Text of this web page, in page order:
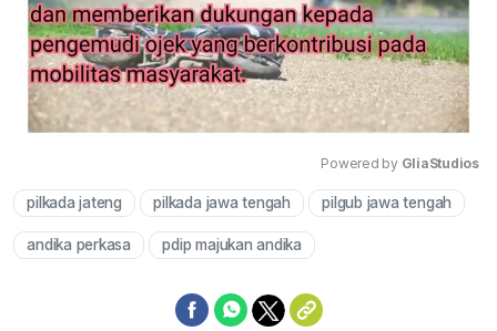
Mute
Powered by GliaStudios
pilkada jateng pilkada jawa tengah pilgub jawa tengah
andika perkasa pdip majukan andika